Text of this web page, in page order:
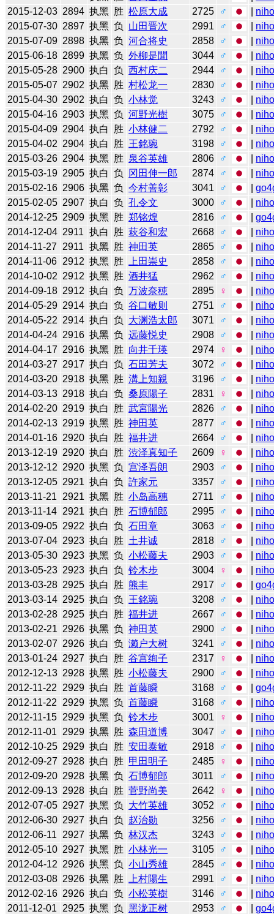
2015-12-03 2894 执黑 胜 松原大成 2725 ♂
2015-07-30 2897 执黑 负 山田晋次 2991 ♂
2015-07-09 2898 执黑 负 河合将史 2858 ♂
2015-06-18 2899 执黑 负 外柳是聞 3044 ♂
2015-05-28 2900 执白 负 西村庆二 2944 ♂
2015-05-07 2902 执黑 胜 村松龙一 2830 ♂
2015-04-30 2902 执白 负 小林觉 3243 ♂
2015-04-16 2903 执黑 负 河野光樹 3075 ♂
2015-04-09 2904 执白 胜 小林健二 2792 ♂
2015-04-02 2904 执白 胜 王銘琬 3198 ♂
2015-03-26 2904 执黑 胜 泉谷英雄 2806 ♂
2015-03-19 2905 执白 负 冈田伸一郎 2874 ♂
2015-02-16 2906 执黑 负 今村善彰 3041 ♂ |
2015-02-05 2907 执白 负 孔令文 3000 ♂
2014-12-25 2909 执黑 胜 郑铭煌 2816 ♂ |
2014-12-04 2911 执白 胜 萩谷和宏 2668 ♂
2014-11-27
2911 执黑 胜 神田英 2865 ♂
2014-11-06 2912 执黑 胜 上田崇史 2858 ♂
2014-10-02 2912 执黑 胜 酒井猛 2962 ♂
2014-09-18 2912 执白 负 万波奈穂 2895 ♀
2014-05-29 2914 执白 负 谷口敏则 2751 ♂
2014-05-22 2914 执白 负 大渊浩太郎 3071 ♂
2014-04-24 2916 执黑 负 远藤悦史 2908 ♂
2014-04-17 2916 执黑 胜 向井千瑛 2974 ♀
2014-03-27 2917 执白 负 石田芳夫 3072 ♂
2014-03-20 2918 执黑 胜 溝上知親 3196 ♂
2014-03-13 2918 执白 负 桑原陽子 2831 ♀
2014-02-20 2919 执白 胜 武宮陽光 2826 ♂
2014-02-13 2919 执黑 胜 神田英 2877 ♂
2014-01-16 2920 执白 胜 福井进 2664 ♂
2013-12-19 2920 执白 胜 渋泽真知子 2609 ♀
2013-12-12 2920 执黑 负 宫泽吾朗 2903 ♂
2013-12-05 2921 执白 负 許家元 3357 ♂
2013-11-21
2921 执黑 胜 小岛高穗 2711 ♂
2013-11-14 2921 执白 胜 石博郁郎 2995 ♂
2013-09-05 2922 执白 负 石田章 3063 ♂
2013-07-04 2923 执白 胜 土井诚 2818 ♂
2013-05-30 2923 执黑 负 小松藤夫 2903 ♂
2013-05-23 2923 执白 负 铃木步 3004 ♀
2013-03-28 2925 执白 胜 熊丰 2917 ♂ |
2013-03-14 2925 执白 负 王銘琬 3208 ♂
2013-02-28 2925 执白 胜 福井进 2667 ♂
2013-02-21 2926 执黑 负 神田英 2900 ♂
2013-02-07 2926 执白 负 濑户大树 3241 ♂
2013-01-24 2927 执白 胜 谷宫绚子 2317 ♀
2012-12-13 2928 执黑 胜 小松藤夫 2900 ♂
2012-11-22
2929 执白 胜 首藤瞬 3168 ♂ |
2012-11-22
2929 执黑 负 首藤瞬 3168 ♂
2012-11-15 2929 执黑 负 铃木步 3001 ♀
2012-11-01
2929 执黑 胜 森田道博 3047 ♂
2012-10-25 2929 执白 胜 安田泰敏 2918 ♂
2012-09-27 2928 执白 胜 甲田明子 2485 ♀
2012-09-20 2928 执黑 负 石博郁郎 3011 ♂
2012-09-13 2928 执白 胜 菅野尚美 2642 ♀
2012-07-05 2927 执黑 负 大竹英雄 3052 ♂
2012-06-30 2927 执白 负 赵治勋 3256 ♂
2012-06-11
2927 执黑 负 林汉杰 3243 ♂
2012-05-10 2927 执黑 胜 小林光一 3105 ♂
2012-04-12 2926 执黑 负 小山秀雄 2845 ♂
2012-03-08 2926 执黑 胜 上村陽生 2991 ♂
2012-02-16 2926 执白 负 小松英樹 3146 ♂
2011-12-01
2925 执黑 负 黑泷正树 2953 ♂ |